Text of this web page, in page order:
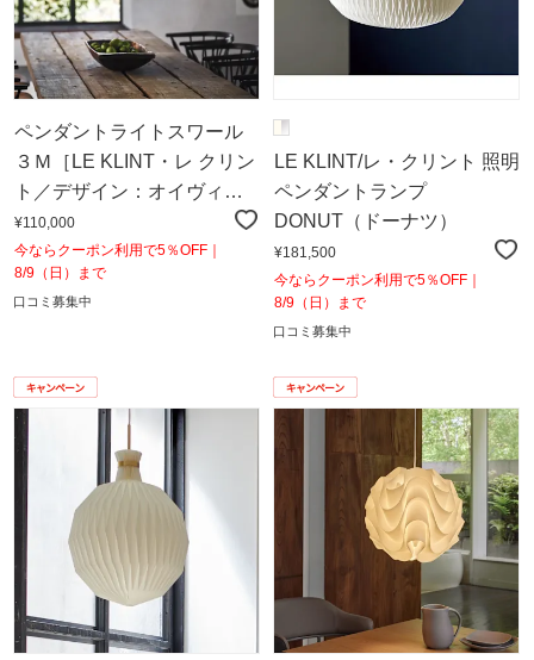
ペンダントライトスワール
３Ｍ［LE KLINT・レ クリン
ト／デザイン：オイヴィ
ン・スロット］
¥110,000
今ならクーポン利用で5％OFF｜
8/9（日）まで
口コミ募集中
LE KLINT/レ・クリント 照明
ペンダントランプ
DONUT（ドーナツ）
¥181,500
今ならクーポン利用で5％OFF｜
8/9（日）まで
口コミ募集中